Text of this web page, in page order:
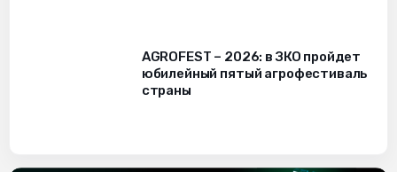
AGROFEST – 2026: в ЗКО пройдет
юбилейный пятый агрофестиваль
страны